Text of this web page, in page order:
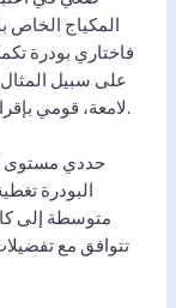
المكياج
فاختاري بودرة
على سبيل
لامعة، قومي بإقرانه ببودرة غير لامعة لتثبيت وتعزيز المظهر العام.
حددي مستوى
البودرة
متوسطة إلى
تتوافق مع